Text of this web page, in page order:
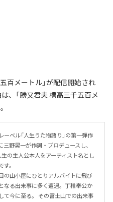
百メートル」が配信開始され
、「勝又君夫 標高三千五百メ
ベル「人生うた物語り」の第一弾作
野晃一が作詞・プロデュースし、
の主人公本人をアーティスト名とし
す。
の山小屋にひとりアルバイトに飛び
なる出来事に多く遭遇。丁稚奉公か
て今に至る。 その富士山での出来事